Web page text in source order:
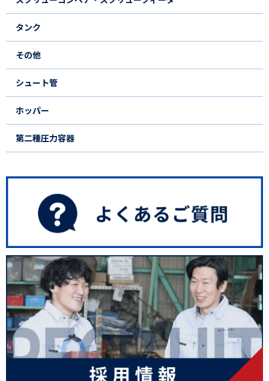
タンク
その他
シュート管
ホッパー
第二種圧力容器